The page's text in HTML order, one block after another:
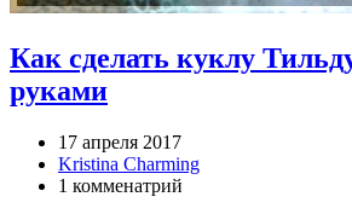
Как сделать куклу
руками
17 апреля 2017
Kristina Charming
1 комменатрий